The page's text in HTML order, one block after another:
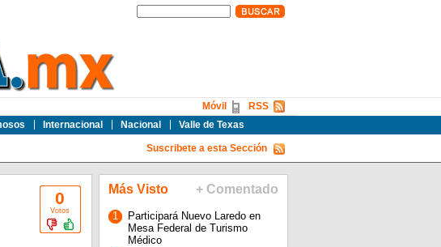
Internacional Nacional Valle de Texas
RSS
Móvil
Suscribete a esta Sección
0
Votos
Más Visto + Comentado
1
Participará Nuevo Laredo en
Mesa Federal de Turismo
Médico